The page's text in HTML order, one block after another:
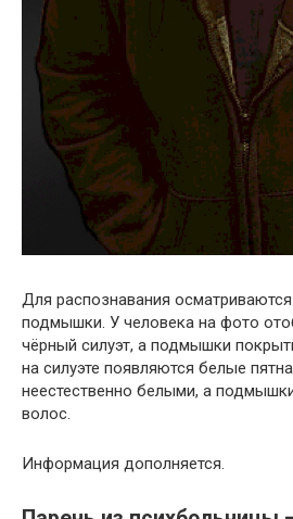
Для распознавания
подмышки. У человека на фото
чёрный силуэт, а подмышки
на силуэте появляются белые
неестественно белыми, а
волос.
Информация дополняется.